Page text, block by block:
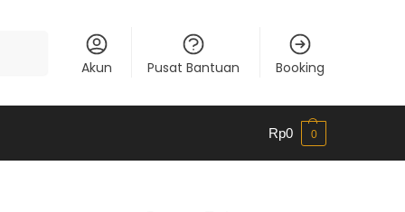
Akun Pusat Bantuan Booking
Rp0 0